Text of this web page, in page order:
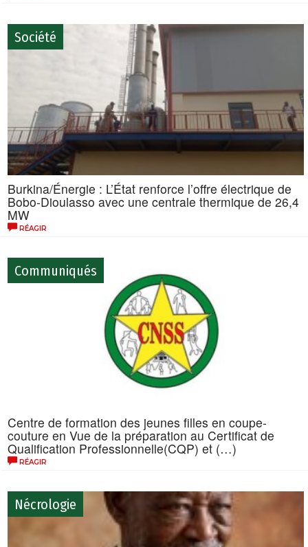
Société
Burkina/Énergie : L’État renforce l’offre électrique de
Bobo-Dioulasso avec une centrale thermique de 26,4
MW
RÉAGIR
Communiqués
Centre de formation des jeunes filles en coupe-
couture en Vue de la préparation au Certificat de
Qualification Professionnelle(CQP) et (…)
RÉAGIR
Nécrologie